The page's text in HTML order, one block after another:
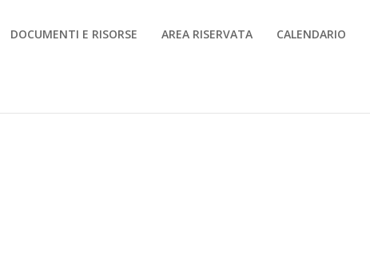
DOCUMENTI E RISORSE AREA RISERVATA CALENDARIO